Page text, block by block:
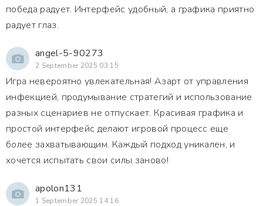
победа радует. Интерфейс удобный, а графика приятно
радует глаз.
angel-5-90273
2 September 2025 03:15
Игра невероятно увлекательная! Азарт от управления
инфекцией, продумывание стратегий и использование
разных сценариев не отпускает. Красивая графика и
простой интерфейс делают игровой процесс еще
более захватывающим. Каждый подход уникален, и
хочется испытать свои силы заново!
apolon131
1 September 2025 14:16